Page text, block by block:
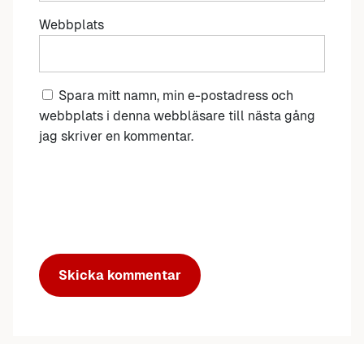
Webbplats
Spara mitt namn, min e-postadress och
webbplats i denna webbläsare till nästa gång
jag skriver en kommentar.